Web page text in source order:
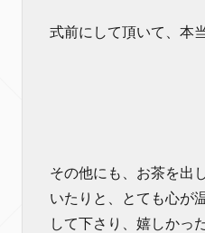
式前にして頂いて、本
その他にも、お茶を出
いたりと、とても心が
して下さり、嬉しかっ